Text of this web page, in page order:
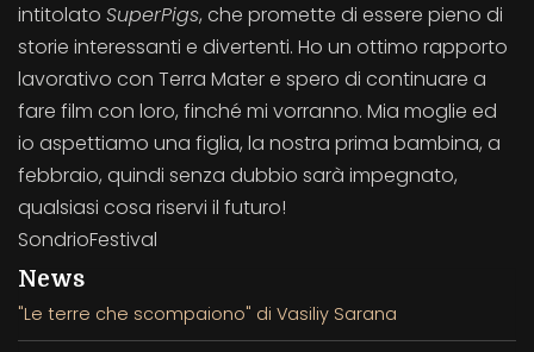
intitolato SuperPigs, che promette di essere pieno di
storie interessanti e divertenti. Ho un ottimo rapporto
lavorativo con Terra Mater e spero di continuare a
fare film con loro, finché mi vorranno. Mia moglie ed
io aspettiamo una figlia, la nostra prima bambina, a
febbraio, quindi senza dubbio sarà impegnato,
qualsiasi cosa riservi il futuro!
SondrioFestival
News
"Le terre che scompaiono" di Vasiliy Sarana